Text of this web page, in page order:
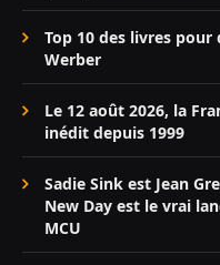
Top 10 des livres pour
Werber
Le 12 août 2026, la
inédit depuis 1999
Sadie Sink est Jean
New Day est le vrai
MCU